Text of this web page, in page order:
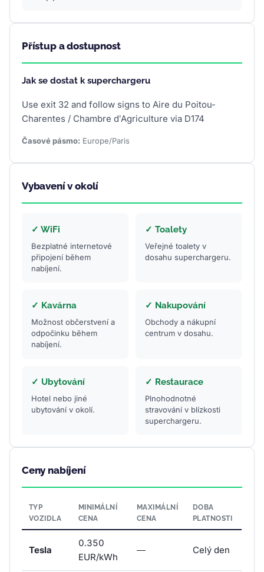
Přístup a dostupnost
Jak se dostat k superchargeru
Use exit 32 and follow signs to Aire du Poitou-
Charentes / Chambre d’Agriculture via D174
Časové pásmo: Europe/Paris
Vybavení v okolí
✓ WiFi
Bezplatné internetové
připojení během
nabíjení.
✓ Toalety
Veřejné toalety v
dosahu superchargeru.
✓ Kavárna
Možnost občerstvení a
odpočinku během
nabíjení.
✓ Nakupování
Obchody a nákupní
centrum v dosahu.
✓ Ubytování
Hotel nebo jiné
ubytování v okolí.
✓ Restaurace
Plnohodnotné
stravování v blízkosti
superchargeru.
Ceny nabíjení
TYP
VOZIDLA
MINIMÁLNÍ
CENA
MAXIMÁLNÍ
CENA
DOBA
PLATNOSTI
Tesla
0.350
EUR/kWh
— Celý den